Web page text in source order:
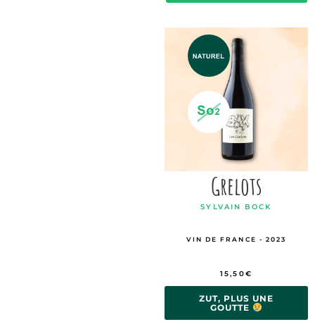
Grelots
SYLVAIN BOCK
VIN DE FRANCE - 2023
15,50€
ZUT, PLUS UNE
GOUTTE